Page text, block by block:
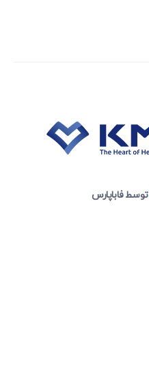
توسط فاباپارس